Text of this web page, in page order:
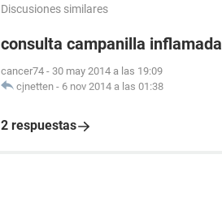
Discusiones similares
consulta campanilla inflamada
cancer74 - 30 may 2014 a las 19:09
cjnetten - 6 nov 2014 a las 01:38
2 respuestas